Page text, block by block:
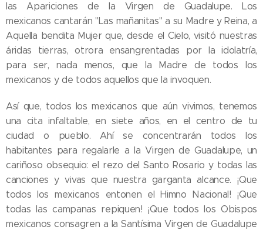
las Apariciones de la Virgen de Guadalupe. Los
mexicanos cantarán "Las mañanitas" a su Madre y Reina, a
Aquella bendita Mujer que, desde el Cielo, visitó nuestras
áridas tierras, otrora ensangrentadas por la idolatría,
para ser, nada menos, que la Madre de todos los
mexicanos y de todos aquellos que la invoquen.
Así que, todos los mexicanos que aún vivimos, tenemos
una cita infaltable, en siete años, en el centro de tu
ciudad o pueblo. Ahí se concentrarán todos los
habitantes para regalarle a la Virgen de Guadalupe, un
cariñoso obsequio: el rezo del Santo Rosario y todas las
canciones y vivas que nuestra garganta alcance. ¡Que
todos los mexicanos entonen el Himno Nacional! ¡Que
todas las campanas repiquen! ¡Que todos los Obispos
mexicanos consagren a la Santísima Virgen de Guadalupe